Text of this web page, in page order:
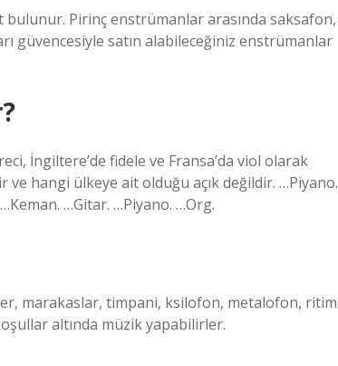
Pirinç enstrümanlar arasında saksafon,
güvencesiyle satın alabileceğiniz enstrümanlar
İngiltere’de fidele ve Fransa’da viol olarak
ve hangi ülkeye ait olduğu açık değildir. …Piyano.
…Gitar. …Piyano. …Org.
marakaslar, timpani, ksilofon, metalofon, ritim
altında müzik yapabilirler.